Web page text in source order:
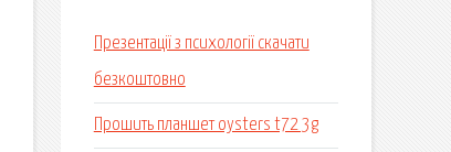
Презентації з психології скачати
безкоштовно
Прошить планшет oysters t72 3g